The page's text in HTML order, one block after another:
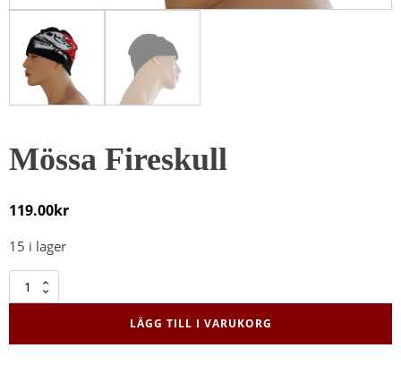
Mössa Fireskull
119.00kr
15 i lager
Mössa
Fireskull
LÄGG TILL I VARUKORG